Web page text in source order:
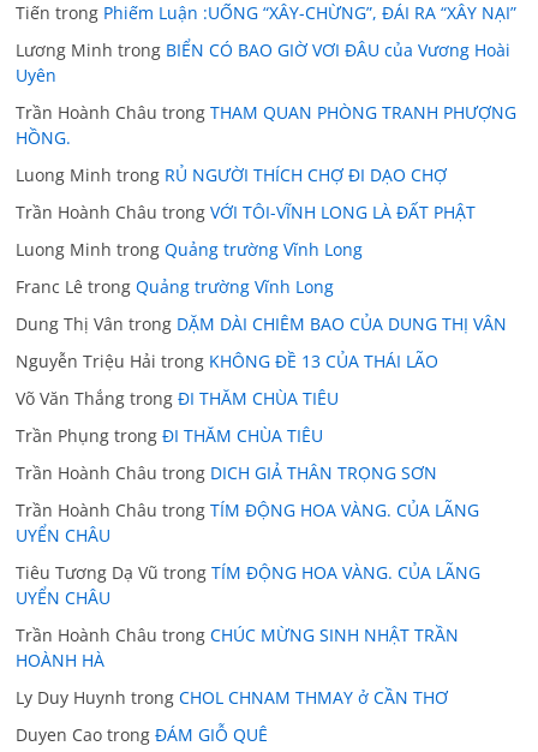
Tiến trong Phiếm Luận :UỐNG “XÂY-CHỪNG”, ĐÁI RA “XÂY NẠI”
Lương Minh trong BIỂN CÓ BAO GIỜ VƠI ĐÂU của Vương Hoài
Uyên
Trần Hoành Châu trongTHAM QUAN PHÒNG TRANH PHƯỢNG
HỒNG.
Luong Minh trong RỦ NGƯỜI THÍCH CHỢ ĐI DẠO CHỢ
Trần Hoành Châu trongVỚI TÔI-VĨNH LONG LÀ ĐẤT PHẬT
Luong Minh trongQuảng trường Vĩnh Long
Franc Lê trongQuảng trường Vĩnh Long
Dung Thị Vân trong DẶM DÀI CHIÊM BAO CỦA DUNG THỊ VÂN
Nguyễn Triệu Hải trong KHÔNG ĐỀ 13 CỦA THÁI LÃO
Võ Văn Thắng trongĐI THĂM CHÙA TIÊU
Trần Phụng trongĐI THĂM CHÙA TIÊU
Trần Hoành Châu trong DICH GIẢ THÂN TRỌNG SƠN
Trần Hoành Châu trongTÍM ĐỘNG HOA VÀNG. CỦA LÃNG
UYỂN CHÂU
Tiêu Tương Dạ Vũ trongTÍM ĐỘNG HOA VÀNG. CỦA LÃNG
UYỂN CHÂU
Trần Hoành Châu trongCHÚC MỪNG SINH NHẬT TRẦN
HOÀNH HÀ
Ly Duy Huynh trongCHOL CHNAM THMAY ở CẦN THƠ
Duyen Cao trongĐÁM GIỖ QUÊ